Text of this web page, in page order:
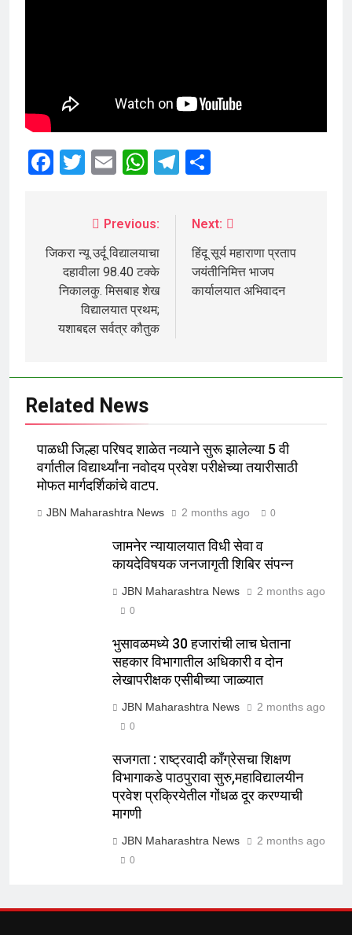
Facebook
Twitter
EmailWhatsApp
Telegram
Previous:
जिकरा न्यू उर्दू विद्यालयाचा
दहावीला 98.40 टक्के
निकालकु. मिसबाह शेख
विद्यालयात प्रथम;
यशाबद्दल सर्वत्र कौतुक
Next:
हिंदू सूर्य महाराणा प्रताप
जयंतीनिमित्त भाजप
कार्यालयात अभिवादन
Related News
पाळधी जिल्हा परिषद शाळेत नव्याने सुरू झालेल्या 5 वी
वर्गातील विद्यार्थ्यांना नवोदय प्रवेश परीक्षेच्या तयारीसाठी
मोफत मार्गदर्शिकांचे वाटप.
JBN Maharashtra News 2 months ago 0
जामनेर न्यायालयात विधी सेवा व
कायदेविषयक जनजागृती शिबिर संपन्न
JBN Maharashtra News 2 months ago
0
भुसावळमध्ये 30 हजारांची लाच घेताना
सहकार विभागातील अधिकारी व दोन
लेखापरीक्षक एसीबीच्या जाळ्यात
JBN Maharashtra News 2 months ago
0
सजगता : राष्ट्रवादी काँग्रेसचा शिक्षण
विभागाकडे पाठपुरावा सुरु,महाविद्यालयीन
प्रवेश प्रक्रियेतील गोंधळ दूर करण्याची
मागणी
JBN Maharashtra News 2 months ago
0